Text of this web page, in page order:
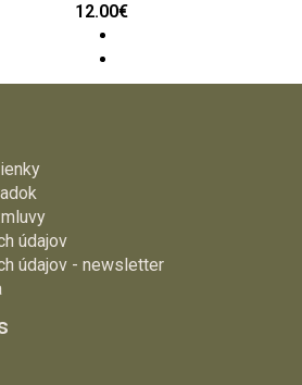
12.00€
údajov
údajov - newsletter